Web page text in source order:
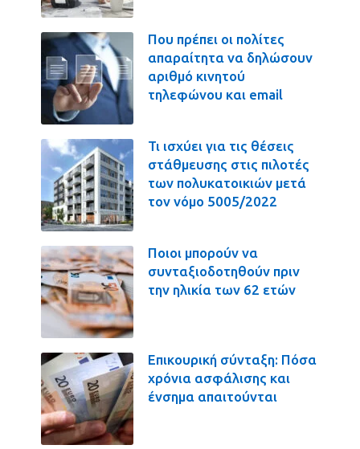
Που πρέπει οι πολίτες
απαραίτητα να δηλώσουν
αριθμό κινητού
τηλεφώνου και email
Τι ισχύει για τις θέσεις
στάθμευσης στις πιλοτές
των πολυκατοικιών μετά
τον νόμο 5005/2022
Ποιοι μπορούν να
συνταξιοδοτηθούν πριν
την ηλικία των 62 ετών
Επικουρική σύνταξη: Πόσα
χρόνια ασφάλισης και
ένσημα απαιτούνται